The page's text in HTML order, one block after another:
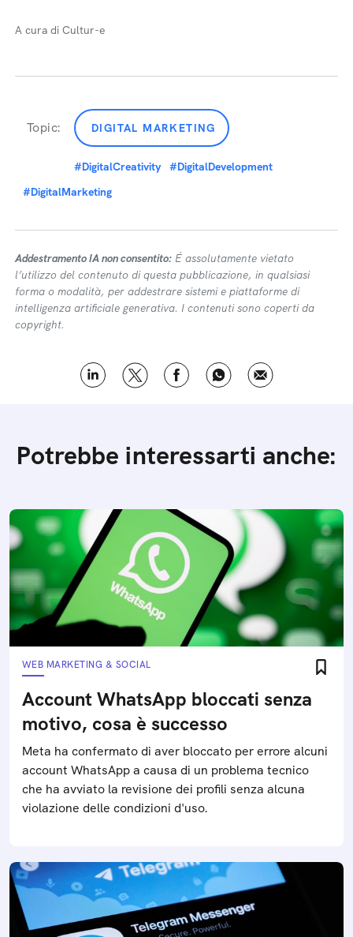
A cura di Cultur-e
Topic: DIGITAL MARKETING
#DigitalCreativity #DigitalDevelopment
#DigitalMarketing
Addestramento IA non consentito: É assolutamente vietato
l’utilizzo del contenuto di questa pubblicazione, in qualsiasi
forma o modalità, per addestrare sistemi e piattaforme di
intelligenza artificiale generativa. I contenuti sono coperti da
copyright.
Potrebbe interessarti anche:
WEB MARKETING & SOCIAL
Account WhatsApp bloccati senza
motivo, cosa è successo
Meta ha confermato di aver bloccato per errore alcuni
account WhatsApp a causa di un problema tecnico
che ha avviato la revisione dei profili senza alcuna
violazione delle condizioni d'uso.